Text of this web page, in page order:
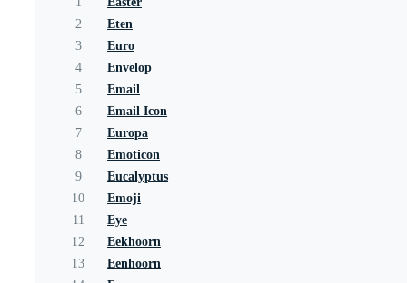
2
Eten
3
Euro
4
Envelop
5
Email
6
Email Icon
7
Europa
8
Emoticon
9
Eucalyptus
10
Emoji
11
Eye
12
Eekhoorn
13
Eenhoorn